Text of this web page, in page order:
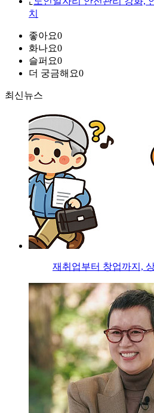
치
좋아요0
화나요0
슬퍼요0
더 궁금해요0
최신뉴스
재취업부터 창업까지,